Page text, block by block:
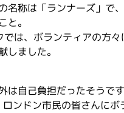
名称は「ランナーズ」で
。
は、ボランティアの方
ました。
自己負担だったそうです
ンドン市民の皆さんに